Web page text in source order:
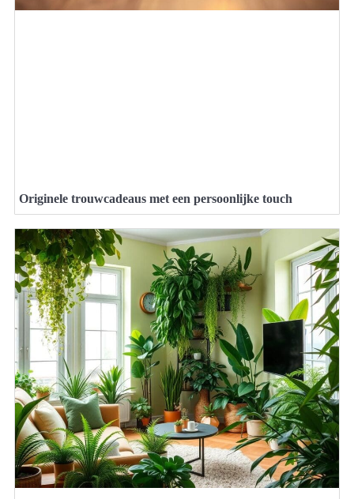
Originele trouwcadeaus met een persoonlijke touch